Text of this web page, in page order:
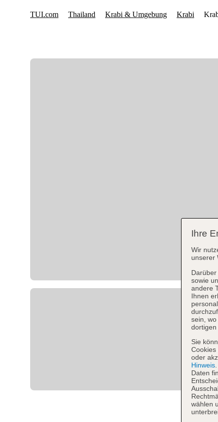
Ihre
Wir
unserer
sowie
andere
Ihnen
sein,
dortigen
Sie
Cookies
oder
Hinweis
Daten
wählen